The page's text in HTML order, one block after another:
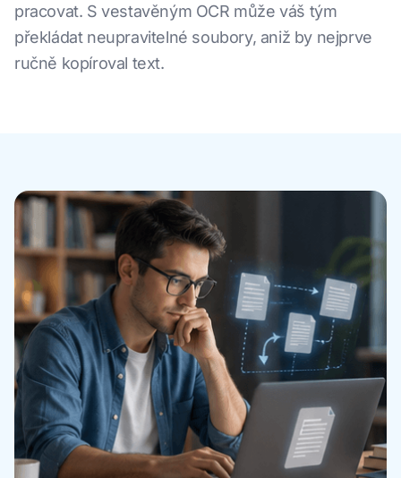
pracovat. S vestavěným OCR může váš tým
překládat neupravitelné soubory, aniž by nejprve
ručně kopíroval text.